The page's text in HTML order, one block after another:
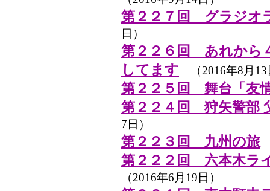
第２２７回 グラジオ
日）
第２２６回 あれから
してます （2016年8月13
第２２５回 舞台「友
第２２４回 狩矢警部
7日）
第２２３回 九州の旅
第２２２回 六本木
（2016年6月19日）